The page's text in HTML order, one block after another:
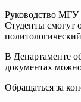
Руководство МГУ
Студенты смогут
В Департаменте
документах
Обращаться за